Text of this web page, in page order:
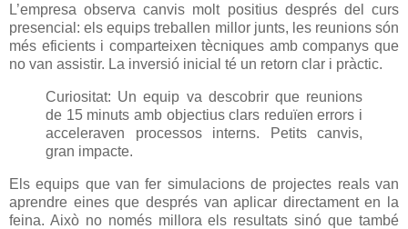
L’empresa observa canvis molt positius després del curs
presencial: els equips treballen millor junts, les reunions són
més eficients i comparteixen tècniques amb companys que
no van assistir. La inversió inicial té un retorn clar i pràctic.
Curiositat: Un equip va descobrir que reunions
de 15 minuts amb objectius clars reduïen errors i
acceleraven processos interns. Petits canvis,
gran impacte.
Els equips que van fer simulacions de projectes reals van
aprendre eines que després van aplicar directament en la
feina. Això no només millora els resultats sinó que també